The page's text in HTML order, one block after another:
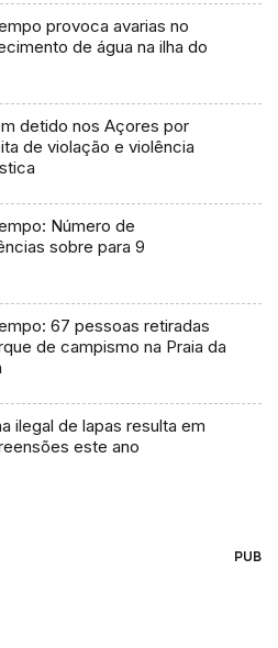
provoca avarias no
de água na ilha do
detido nos Açores por
de violação e violência
Número de
sobre para 9
67 pessoas retiradas
de campismo na Praia da
ilegal de lapas resulta em
este ano
PUB